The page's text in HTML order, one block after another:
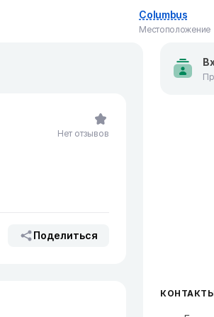
Columbus
Местоположение
Поделиться
Нет отзывов